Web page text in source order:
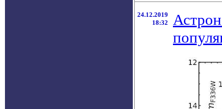
24.12.2019
18:32